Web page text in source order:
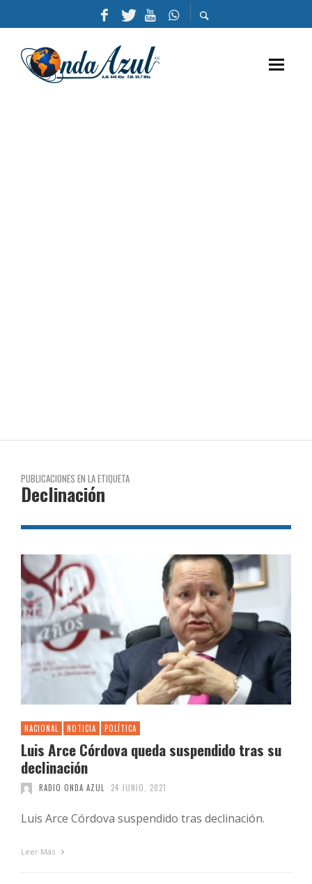
PUBLICACIONES EN LA ETIQUETA
Declinación
NACIONAL NOTICIA POLÍTICA
Luis Arce Córdova queda suspendido tras su
declinación
RADIO ONDA AZUL 24 JUNIO, 2021
Luis Arce Córdova suspendido tras declinación.
Leer Más